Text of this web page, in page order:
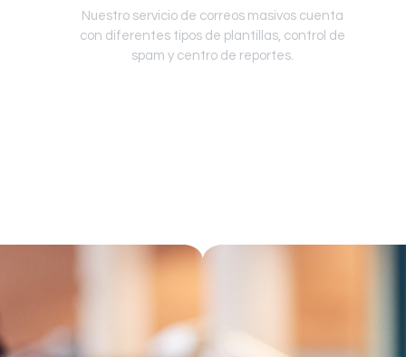
Nuestro servicio de correos masivos cuenta
con diferentes tipos de plantillas, control de
spam y centro de reportes.